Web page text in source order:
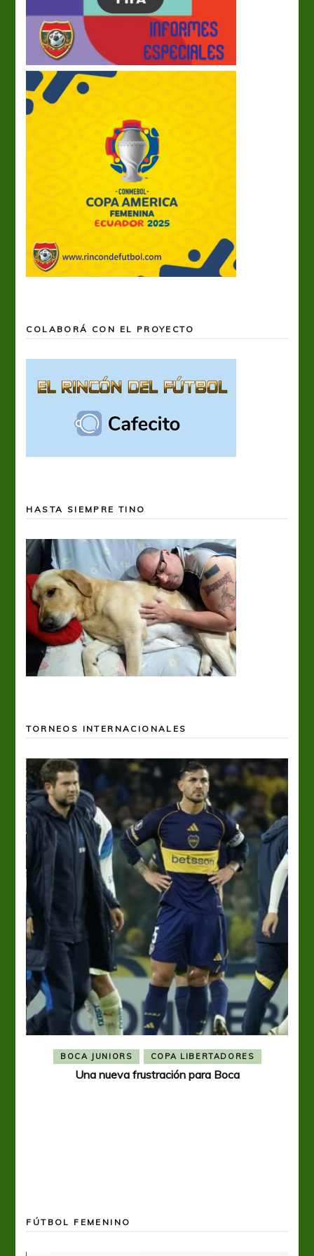
COLABORÁ CON EL PROYECTO
HASTA SIEMPRE TINO
TORNEOS INTERNACIONALES
BOCA JUNIORS COPA LIBERTADORES
Una nueva frustración para Boca
FÚTBOL FEMENINO